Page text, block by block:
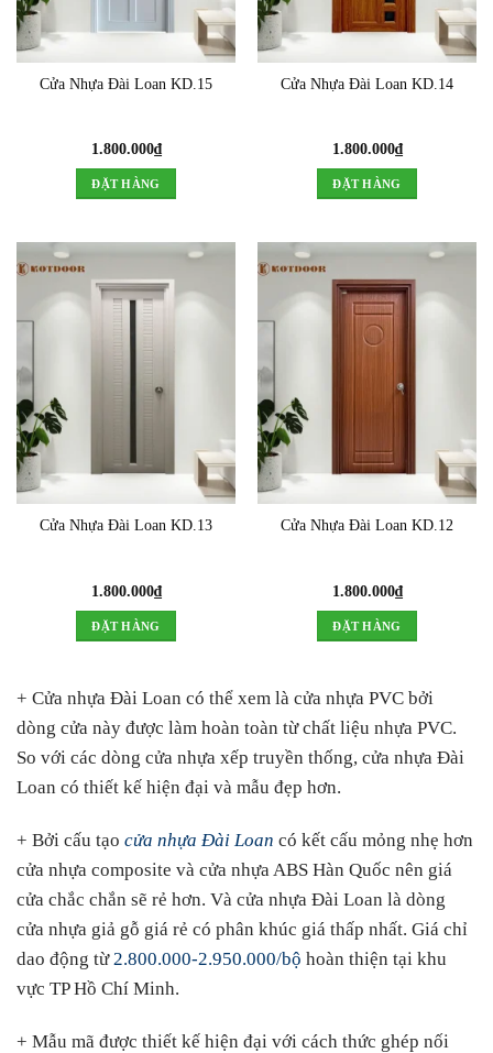
Cửa Nhựa Đài Loan KD.15
1.800.000₫
ĐẶT HÀNG
Cửa Nhựa Đài Loan KD.14
1.800.000₫
ĐẶT HÀNG
Cửa Nhựa Đài Loan KD.13
1.800.000₫
ĐẶT HÀNG
Cửa Nhựa Đài Loan KD.12
1.800.000₫
ĐẶT HÀNG
+ Cửa nhựa Đài Loan có thể xem là cửa nhựa PVC bởi
dòng cửa này được làm hoàn toàn từ chất liệu nhựa PVC.
So với các dòng cửa nhựa xếp truyền thống, cửa nhựa Đài
Loan có thiết kế hiện đại và mẫu đẹp hơn.
+ Bởi cấu tạo cửa nhựa Đài Loan có kết cấu mỏng nhẹ hơn
cửa nhựa composite và cửa nhựa ABS Hàn Quốc nên giá
cửa chắc chắn sẽ rẻ hơn. Và cửa nhựa Đài Loan là dòng
cửa nhựa giả gỗ giá rẻ có phân khúc giá thấp nhất. Giá chỉ
dao động từ2.800.000-2.950.000/bộ hoàn thiện tại khu
vực TP Hồ Chí Minh.
+ Mẫu mã được thiết kế hiện đại với cách thức ghép nối